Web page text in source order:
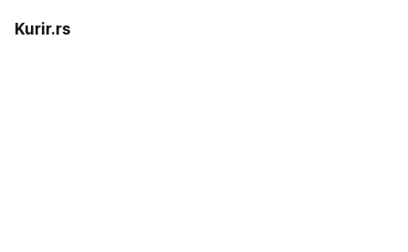
Kurir.rs